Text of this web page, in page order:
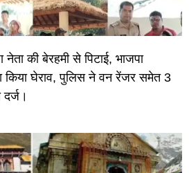
की बेरहमी से पिटाई, भाजपा
किया घेराव, पुलिस ने वन रेंजर समेत 3
दर्ज।